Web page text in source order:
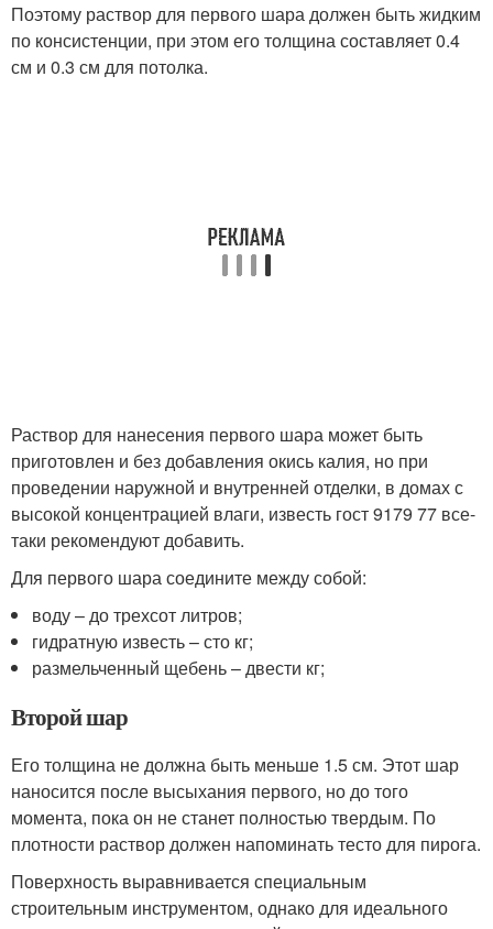
Поэтому раствор для первого шара должен быть жидким
по консистенции, при этом его толщина составляет 0.4
см и 0.3 см для потолка.
Раствор для нанесения первого шара может быть
приготовлен и без добавления окись калия, но при
проведении наружной и внутренней отделки, в домах с
высокой концентрацией влаги, известь гост 9179 77 все-
таки рекомендуют добавить.
Для первого шара соедините между собой:
воду – до трехсот литров;
гидратную известь – сто кг;
размельченный щебень – двести кг;
Второй шар
Его толщина не должна быть меньше 1.5 см. Этот шар
наносится после высыхания первого, но до того
момента, пока он не станет полностью твердым. По
плотности раствор должен напоминать тесто для пирога.
Поверхность выравнивается специальным
строительным инструментом, однако для идеального